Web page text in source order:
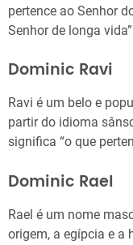
pertence ao Senhor
Senhor de longa
Dominic Ravi
Ravi é um belo e
partir do idioma
significa “o que
Dominic Rael
Rael é um nome
origem, a egípcia e a